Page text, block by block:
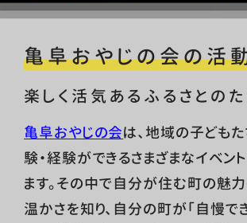
亀阜おやじの会の活
楽しく活気あるふるさとの
亀阜おやじの会は、地域の子ども
験・経験ができるさまざまなイベン
ます。その中で自分が住む町の魅
温かさを知り、自分の町が「自慢で